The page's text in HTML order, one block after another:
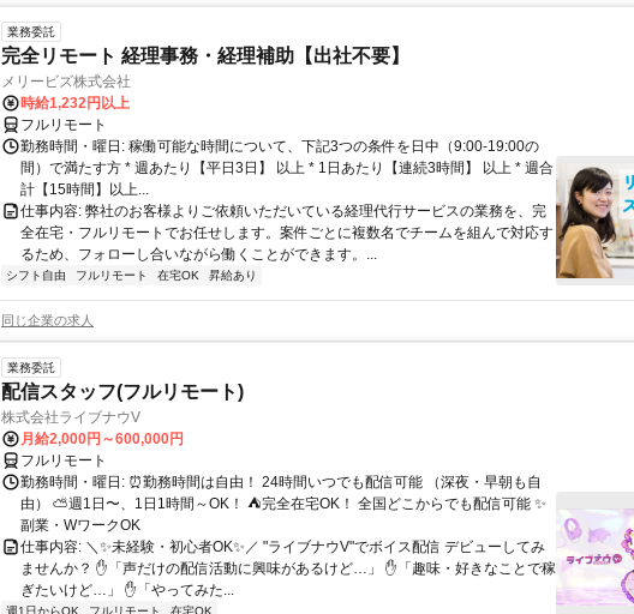
業務委託
完全リモート 経理事務・経理補助【出社不要】
メリービズ株式会社
時給1,232円以上
フルリモート
勤務時間・曜日: 稼働可能な時間について、下記3つの条件を日中（9:00-19:00の
間）で満たす方 * 週あたり【平日3日】 以上 * 1日あたり【連続3時間】 以上 * 週合
計【15時間】以上...
仕事内容: 弊社のお客様よりご依頼いただいている経理代行サービスの業務を、完
全在宅・フルリモートでお任せします。案件ごとに複数名でチームを組んで対応す
るため、フォローし合いながら働くことができます。...
シフト自由 フルリモート 在宅OK 昇給あり
同じ企業の求人
業務委託
配信スタッフ(フルリモート)
株式会社ライブナウV
月給2,000円～600,000円
フルリモート
勤務時間・曜日: ⏰勤務時間は自由！ 24時間いつでも配信可能 （深夜・早朝も自
由） ⛅週1日〜、1日1時間～OK！ ⛺完全在宅OK！ 全国どこからでも配信可能 ✨
副業・WワークOK
仕事内容: ＼✨未経験・初心者OK✨／ "ライブナウV"でボイス配信 デビューしてみ
ませんか？ ✋「声だけの配信活動に興味があるけど…」 ✋「趣味・好きなことで稼
ぎたいけど…」 ✋「やってみた...
週1日からOK フルリモート 在宅OK